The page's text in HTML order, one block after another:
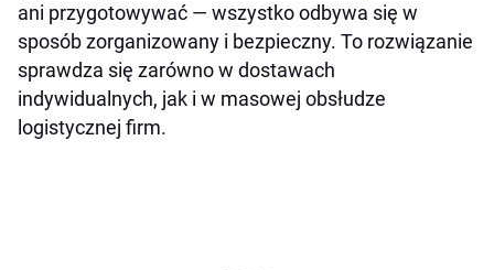
ani przygotowywać — wszystko odbywa się w
sposób zorganizowany i bezpieczny. To rozwiązanie
sprawdza się zarówno w dostawach
indywidualnych, jak i w masowej obsłudze
logistycznej firm.